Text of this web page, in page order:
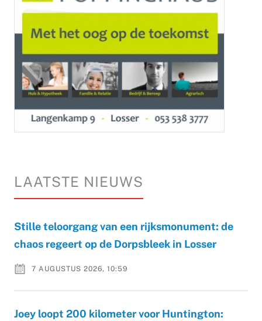
LAATSTE NIEUWS
Stille teloorgang van een rijksmonument: de
chaos regeert op de Dorpsbleek in Losser
7 AUGUSTUS 2026, 10:59
Joey loopt 200 kilometer voor Huntington: